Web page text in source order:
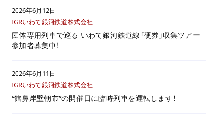
2026年6月12日
IGRいわて銀河鉄道株式会社
団体専用列車で巡る いわて銀河鉄道線「硬券」収集ツアー
参加者募集中！
2026年6月11日
IGRいわて銀河鉄道株式会社
“館鼻岸壁朝市”の開催日に臨時列車を運転します！